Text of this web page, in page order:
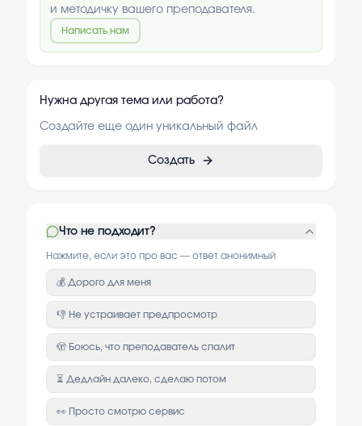
и методичку вашего преподавателя.
Написать нам
Нужна другая тема или работа?
Создайте еще один уникальный файл
Создать
Что не подходит?
Нажмите, если это про вас — ответ анонимный
💰 Дорого для меня
👎 Не устраивает предпросмотр
🫣 Боюсь, что преподаватель спалит
⏳ Дедлайн далеко, сделаю потом
👀 Просто смотрю сервис